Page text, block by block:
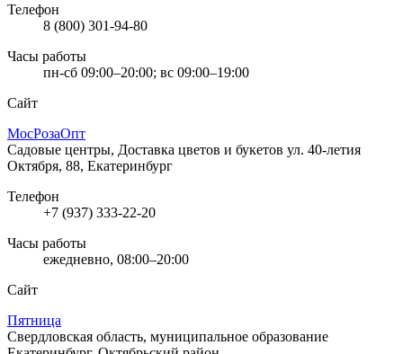
Телефон
8 (800) 301-94-80
Часы работы
пн-сб 09:00–20:00; вс 09:00–19:00
Сайт
МосРозаОпт
Садовые центры, Доставка цветов и букетов ул. 40-летия
Октября, 88, Екатеринбург
Телефон
+7 (937) 333-22-20
Часы работы
ежедневно, 08:00–20:00
Сайт
Пятница
Свердловская область, муниципальное образование